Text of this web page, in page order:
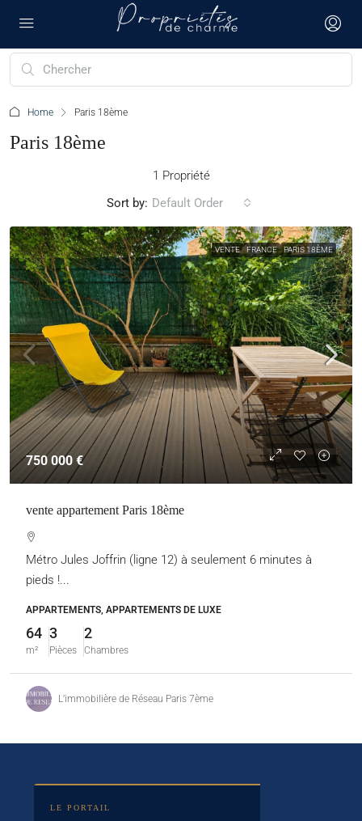
Home Paris 18ème
Paris 18ème
1 Propriété
Sort by: Default Order
VENTE FRANCE PARIS 18ÈME
750 000 €
vente appartement Paris 18ème
Métro Jules Joffrin (ligne 12) à seulement 6 minutes à
pieds !...
APPARTEMENTS, APPARTEMENTS DE LUXE
64
m²
3
Pièces
2
Chambres
L’immobilière de Réseau Paris 7ème
LE PORTAIL